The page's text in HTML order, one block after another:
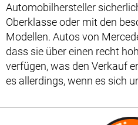
Automobilhersteller
Oberklasse oder mit den
Modellen. Autos von
dass sie über einen recht
verfügen, was den Verkauf
es allerdings, wenn es sich